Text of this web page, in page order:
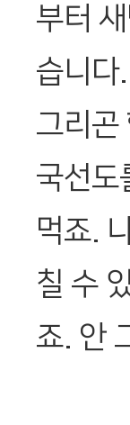
부터
습니다
그리곤
국선도
먹죠.
칠 수
죠. 안